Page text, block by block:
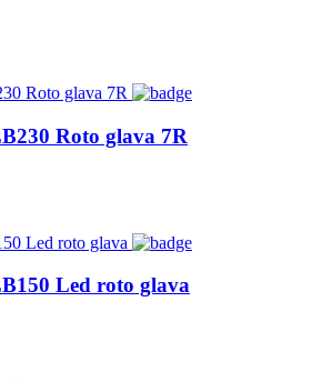
Roto glava 7R
Led roto glava